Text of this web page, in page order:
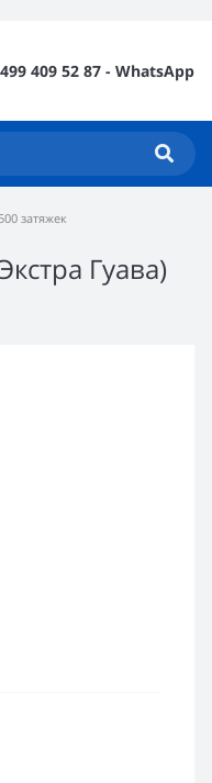
409 52 87 - WhatsApp
затяжек
Гуава)